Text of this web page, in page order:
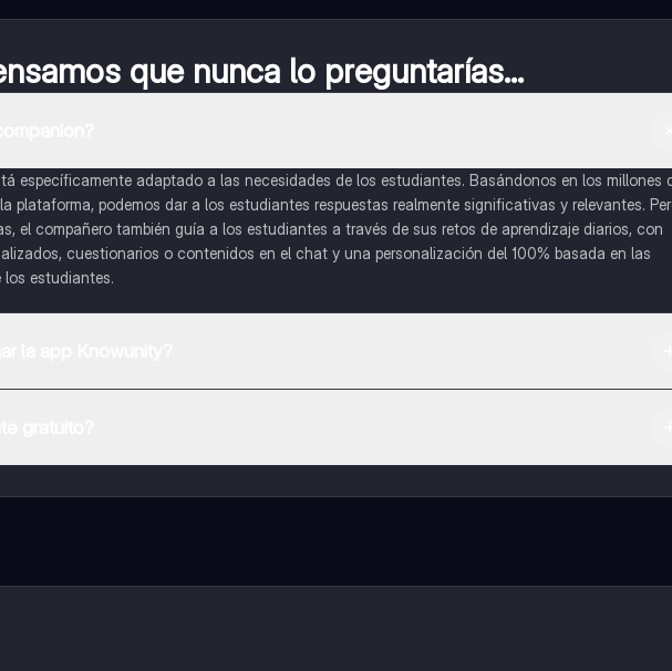
que nunca lo preguntarías...
específicamente adaptado a las necesidades de los estudiantes. Basándonos en los millones
plataforma, podemos dar a los estudiantes respuestas realmente significativas y relevantes.
el compañero también guía a los estudiantes a través de sus retos de aprendizaje diarios, con
cuestionarios o contenidos en el chat y una personalización del 100% basada en las
los estudiantes.
dinero utilizando la aplicación, que te permitirá acceder a determinadas funciones.